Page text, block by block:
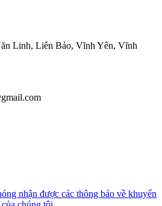
Linh, Liên Bảo, Vĩnh Yên, Vĩnh
nhận được các thông báo về khuyến